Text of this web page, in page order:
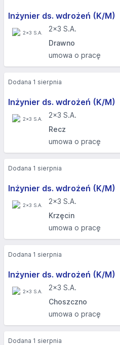
Inżynier ds. wdrożeń (K/M)
2x3 S.A.
Drawno
umowa o pracę
Inżynier ds. wdrożeń (K/M)
2x3 S.A.
Recz
umowa o pracę
Dodana 1 sierpnia
Inżynier ds. wdrożeń (K/M)
2x3 S.A.
Krzęcin
umowa o pracę
Dodana 1 sierpnia
Inżynier ds. wdrożeń (K/M)
2x3 S.A.
Choszczno
umowa o pracę
Dodana 1 sierpnia
Dodana 1 sierpnia